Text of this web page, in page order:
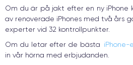
Om du är på jakt efter en ny
av renoverade iPhones med två års
experter vid 32 kontrollpunkter.
Om du letar efter de bästa iPhone-
in vår hörna med erbjudanden.